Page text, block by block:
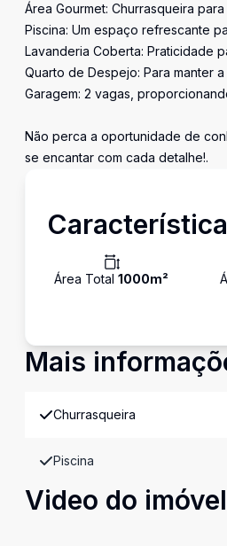
Área Gourmet: Churrasqueira
Piscina: Um espaço refrescante
Lavanderia Coberta: Praticidade
Quarto de Despejo: Para manter
Garagem: 2 vagas,
Não perca a oportunidade de
se encantar com cada detalhe!.
Área Total 1000m²
Mais
Churrasqueira
Piscina
Video do imóvel